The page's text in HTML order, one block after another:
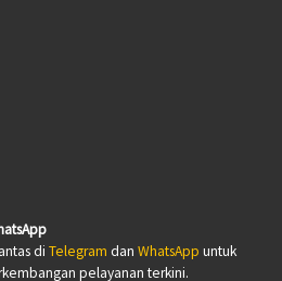
di Telegram dan WhatsApp untuk
pelayanan terkini.